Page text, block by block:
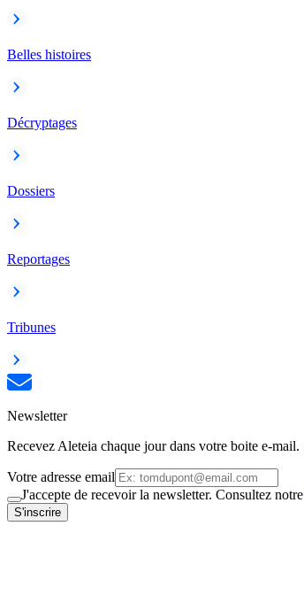
Belles histoires
Décryptages
Dossiers
Reportages
Tribunes
Newsletter
Recevez Aleteia chaque jour dans votre boite e-mail.
Votre adresse email
J'accepte de recevoir la newsletter. Consultez notre
S'inscrire